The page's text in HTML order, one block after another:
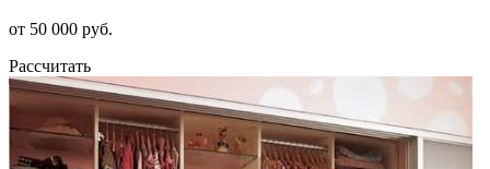
от 50 000 руб.
Рассчитать